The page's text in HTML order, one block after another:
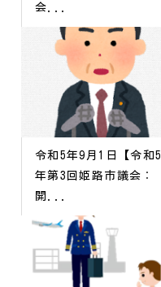
会...
令和5年9月1日【令和5
年第3回姫路市議会：
開...